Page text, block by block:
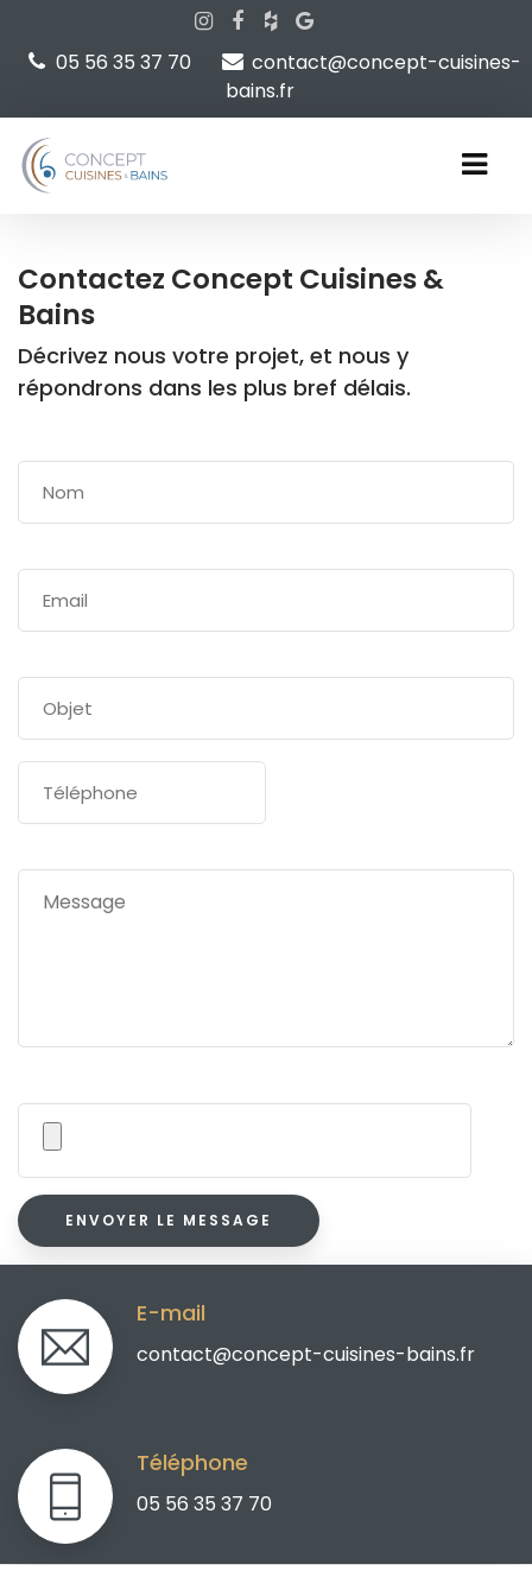
05 56 35 37 70
contact@concept-cuisines-
bains.fr
Contactez Concept Cuisines &
Bains
Décrivez nous votre projet, et nous y
répondrons dans les plus bref délais.
E-mail
contact@concept-cuisines-bains.fr
Téléphone
05 56 35 37 70